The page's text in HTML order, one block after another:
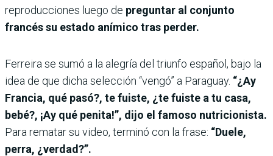
reproducciones luego de preguntar al conjunto
francés su estado anímico tras perder.
Ferreira se sumó a la alegría del triunfo español, bajo la
idea de que dicha selección “vengó” a Paraguay. “¿Ay
Francia, qué pasó?, te fuiste, ¿te fuiste a tu casa,
bebé?, ¡Ay qué penita!”, dijo el famoso nutricionista.
Para rematar su video, terminó con la frase: “Duele,
perra, ¿verdad?”.